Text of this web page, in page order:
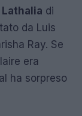
Lathalia di
da Luis
Ray. Se
era
ha sorpreso